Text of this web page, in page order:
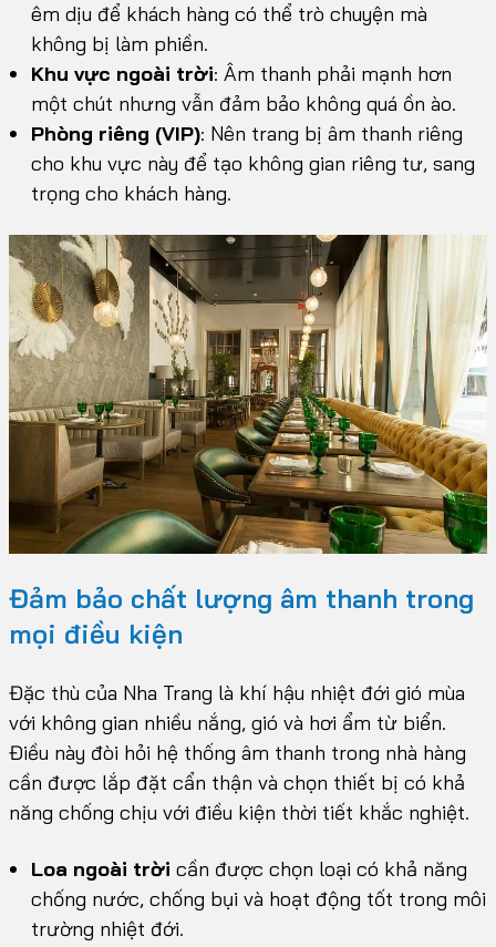
êm dịu để khách hàng có thể trò chuyện mà
không bị làm phiền.
Khu vực ngoài trời: Âm thanh phải mạnh hơn
một chút nhưng vẫn đảm bảo không quá ồn ào.
Phòng riêng (VIP): Nên trang bị âm thanh riêng
cho khu vực này để tạo không gian riêng tư, sang
trọng cho khách hàng.
Đảm bảo chất lượng âm thanh trong
mọi điều kiện
Đặc thù của Nha Trang là khí hậu nhiệt đới gió mùa
với không gian nhiều nắng, gió và hơi ẩm từ biển.
Điều này đòi hỏi hệ thống âm thanh trong nhà hàng
cần được lắp đặt cẩn thận và chọn thiết bị có khả
năng chống chịu với điều kiện thời tiết khắc nghiệt.
Loa ngoài trời cần được chọn loại có khả năng
chống nước, chống bụi và hoạt động tốt trong môi
trường nhiệt đới.